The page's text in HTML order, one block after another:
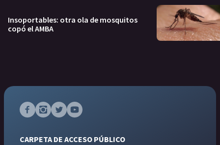
Insoportables: otra ola de mosquitos
copó el AMBA
CARPETA DE ACCESO PÚBLICO